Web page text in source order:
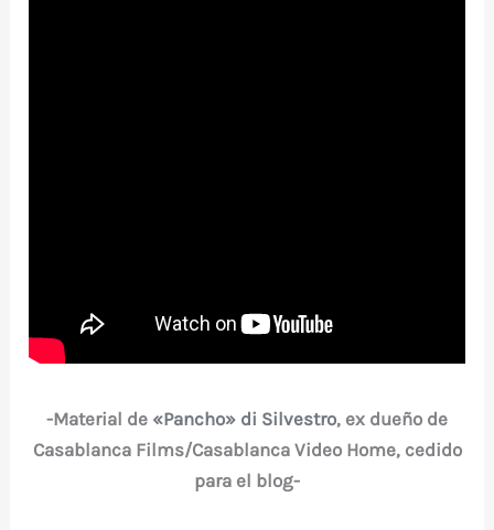
-Material de «Pancho» di Silvestro, ex dueño de
Casablanca Films/Casablanca Video Home, cedido
para el blog-